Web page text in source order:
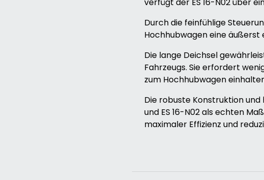
Durch die feinfühlige
Hochhubwagen eine äußerst
Die lange Deichsel
Fahrzeugs. Sie erfordert
zum Hochhubwagen
Die robuste Konstruktion und
und ES 16-N02 als echten
maximaler Effizienz und